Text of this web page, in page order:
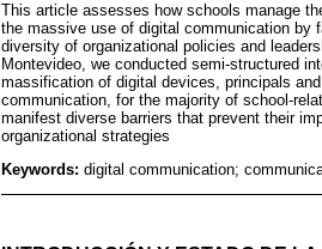
This article assesses how schools manage
the massive use of digital communication by
diversity of organizational policies and
Montevideo, we conducted semi-structured
massification of digital devices, principals
communication, for the majority of school-
manifest diverse barriers that prevent their
organizational strategies
Keywords: digital communication;